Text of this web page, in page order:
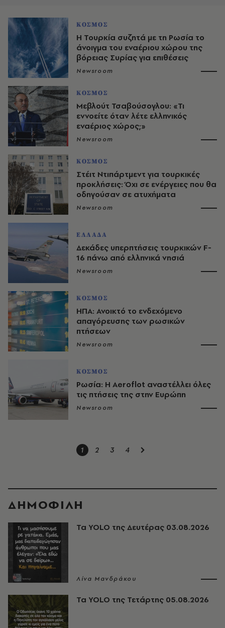
ΚΟΣΜΟΣ
Η Τουρκία συζητά με τη Ρωσία το
άνοιγμα του εναέριου χώρου της
βόρειας Συρίας για επιθέσεις
Newsroom
ΚΟΣΜΟΣ
Μεβλούτ Τσαβούσογλου: «Τι
εννοείτε όταν λέτε ελληνικός
εναέριος χώρος;»
Newsroom
ΚΟΣΜΟΣ
Στέιτ Ντιπάρτμεντ για τουρκικές
προκλήσεις: Όχι σε ενέργειες που θα
οδηγούσαν σε ατυχήματα
Newsroom
ΕΛΛΑΔΑ
Δεκάδες υπερπτήσεις τουρκικών F-
16 πάνω από ελληνικά νησιά
Newsroom
ΚΟΣΜΟΣ
ΗΠΑ: Ανοικτό το ενδεχόμενο
απαγόρευσης των ρωσικών
πτήσεων
Newsroom
ΚΟΣΜΟΣ
Ρωσία: Η Aeroflot αναστέλλει όλες
τις πτήσεις της στην Ευρώπη
Newsroom
1 2 3 4
ΔΗΜΟΦΙΛΗ
Τα YOLO της Δευτέρας 03.08.2026
Λίνα Μανδράκου
Τα YOLO της Τετάρτης 05.08.2026